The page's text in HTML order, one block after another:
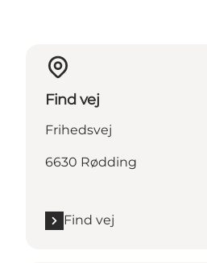
Find vej
Frihedsvej
6630 Rødding
Find vej